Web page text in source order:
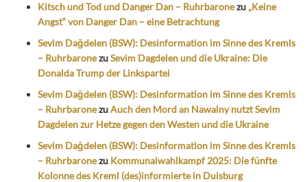
Kitsch und Tod und Danger Dan – Ruhrbaronezu „Keine
Angst“ von Danger Dan – eine Betrachtung
Sevim Dağdelen (BSW): Desinformation im Sinne des Kremls
– RuhrbaronezuSevim Dagdelen und die Ukraine: Die
Donalda Trump der Linkspartei
Sevim Dağdelen (BSW): Desinformation im Sinne des Kremls
– RuhrbaronezuAuch den Mord an Nawalny nutzt Sevim
Dagdelen zur Hetze gegen den Westen und die Ukraine
Sevim Dağdelen (BSW): Desinformation im Sinne des Kremls
– Ruhrbaronezu Kommunalwahlkampf 2025: Die fünfte
Kolonne des Kreml (des)informierte in Duisburg